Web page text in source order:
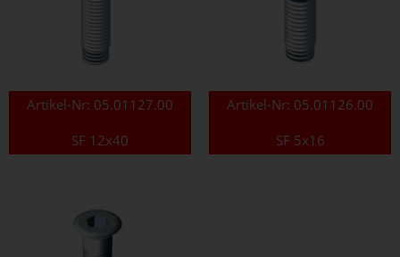
Artikel-Nr: 05.01127.00
SF 12x40
Artikel-Nr: 05.01126.00
SF 5x16